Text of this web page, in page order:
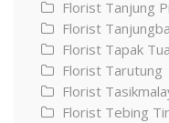
Florist Tanjung
Florist
Florist Tapak
Florist Tarutung
Florist
Florist Tebing